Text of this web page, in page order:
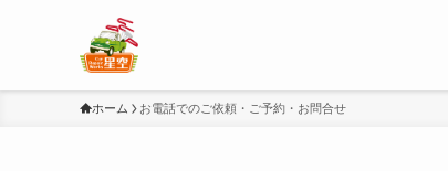
ホーム お電話でのご依頼・ご予約・お問合せ